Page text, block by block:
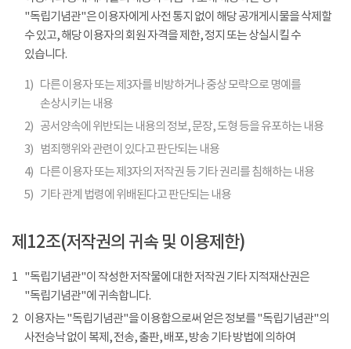
"독립기념관"은 이용자에게 사전 통지 없이 해당 공개게시물을 삭제할
수 있고, 해당 이용자의 회원 자격을 제한, 정지 또는 상실시킬 수
있습니다.
1) 다른 이용자 또는 제3자를 비방하거나 중상 모략으로 명예를
손상시키는 내용
2) 공서양속에 위반되는 내용의 정보, 문장, 도형 등을 유포하는 내용
3)
범죄행위와 관련이 있다고 판단되는 내용
4) 다른 이용자 또는 제3자의 저작권 등 기타 권리를 침해하는 내용
5) 기타 관계 법령에 위배된다고 판단되는 내용
제12조(저작권의 귀속 및 이용제한)
1 "독립기념관"이 작성한 저작물에 대한 저작권 기타 지적재산권은
"독립기념관"에 귀속합니다.
2 이용자는 "독립기념관"을 이용함으로써 얻은 정보를 "독립기념관"의
사전승낙 없이 복제, 전송, 출판, 배포, 방송 기타 방법에 의하여